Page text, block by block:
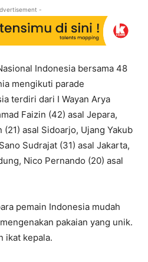
-
Indonesia bersama 48
mengikuti parade
terdiri dari I Wayan Arya
Faizin (42) asal Jepara,
(21) asal Sidoarjo, Ujang Yakub
Sudrajat (31) asal Jakarta,
Nico Pernando (20) asal
pemain Indonesia mudah
pakaian yang unik.
ikat kepala.